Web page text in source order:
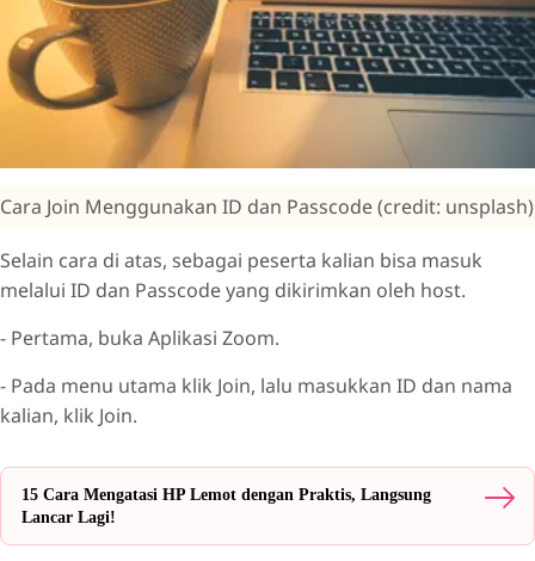
Cara Join Menggunakan ID dan Passcode (credit: unsplash)
Selain cara di atas, sebagai peserta kalian bisa masuk
melalui ID dan Passcode yang dikirimkan oleh host.
- Pertama, buka Aplikasi Zoom.
- Pada menu utama klik Join, lalu masukkan ID dan nama
kalian, klik Join.
15 Cara Mengatasi HP Lemot dengan Praktis, Langsung
Lancar Lagi!